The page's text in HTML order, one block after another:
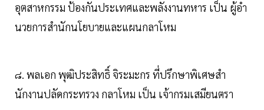
อุตสาหกรรม ป้องกันประเทศและพลังงานทหาร เป็น ผู้อํา
นวยการสํานักนโยบายและแผนกลาโหม
๘. พลเอก พุฒิประสิทธิ์ จิระมะกร ที่ปรึกษาพิเศษสํา
นักงานปลัดกระทรวง กลาโหม เป็น เจ้ากรมเสมียนตรา